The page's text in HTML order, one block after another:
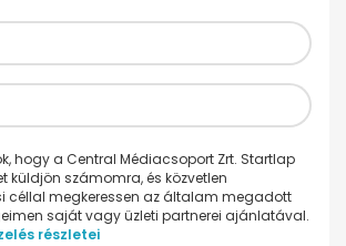
hogy a Central Médiacsoport Zrt. Startlap
küldjön számomra, és közvetlen
céllal megkeressen az általam megadott
saját vagy üzleti partnerei ajánlatával.
részletei